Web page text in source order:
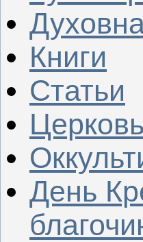
Книги
Статьи
Церковь
День